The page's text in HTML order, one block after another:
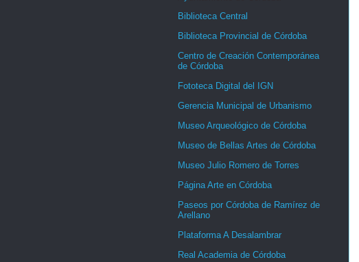
Biblioteca Central
Biblioteca Provincial de Córdoba
Centro de Creación Contemporánea
de Córdoba
Fototeca Digital del IGN
Gerencia Municipal de Urbanismo
Museo Arqueológico de Córdoba
Museo de Bellas Artes de Córdoba
Museo Julio Romero de Torres
Página Arte en Córdoba
Paseos por Córdoba de Ramírez de
Arellano
Plataforma A Desalambrar
Real Academia de Córdoba